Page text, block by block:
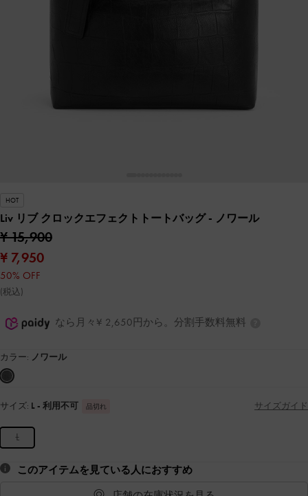
HOT
Liv リブ クロックエフェクトトートバッグ- ノワール
¥ 15,900
¥ 7,950
50% OFF
(税込)
なら月々¥ 2,650円から。分割手数料無料
カラー: ノワール
サイズ: L - 利用不可 品切れ サイズガイド
L
このアイテムを見ている人におすすめ